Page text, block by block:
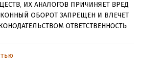
ИХ АНАЛОГОВ ПРИЧИНЯЕТ ВРЕД
ОБОРОТ ЗАПРЕЩЕН И ВЛЕЧЕТ
ОТВЕТСТВЕННОСТЬ
которых опасно для здоровья. Их